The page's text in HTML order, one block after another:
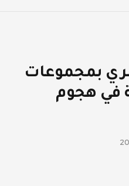
بمجموعات
في هجوم